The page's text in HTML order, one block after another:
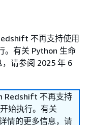
不再支持使用
。有关 Python 生命
请参阅 2025 年 6
Redshift 不再支持
始执行。有关
情的更多信息，请